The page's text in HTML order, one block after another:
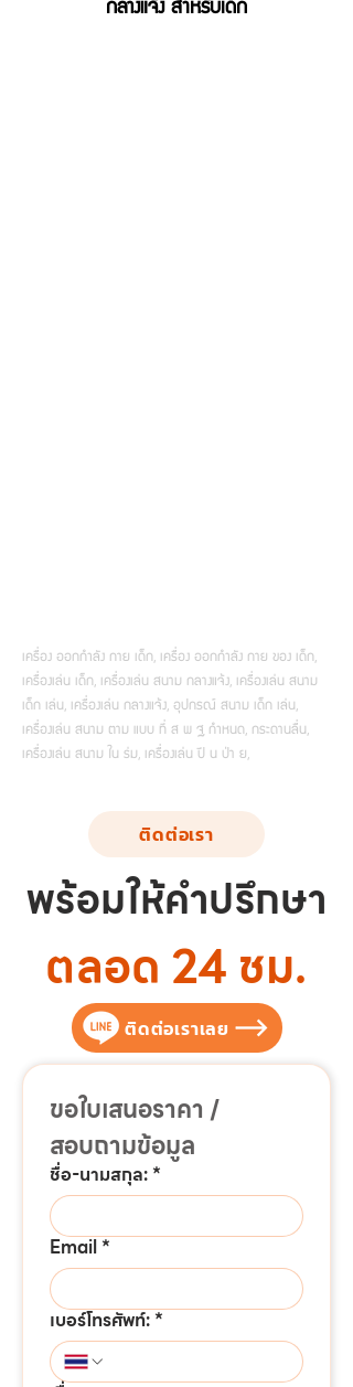
กลางแจ้ง สำหรับเด็ก
เครื่อง ออกกำลัง กาย เด็ก, เครื่อง ออกกำลัง กาย ของ เด็ก,
เครื่องเล่น เด็ก, เครื่องเล่น สนาม กลางแจ้ง, เครื่องเล่น สนาม
เด็ก เล่น, เครื่องเล่น กลางแจ้ง, อุปกรณ์ สนาม เด็ก เล่น,
เครื่องเล่น สนาม ตาม แบบ ที่ ส พ ฐ กำหนด, กระดานลื่น,
เครื่องเล่น สนาม ใน ร่ม, เครื่องเล่น ปี น ป่า ย,
ติดต่อเรา
พร้อมให้คำปรึกษา
ตลอด 24 ชม.
ติดต่อเราเลย
ขอใบเสนอราคา /
สอบถามข้อมูล
ชื่อ-นามสกุล: *
Email *
เบอร์โทรศัพท์: *